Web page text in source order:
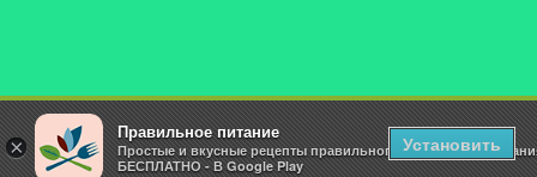
×
Правильное питание
Простые и вкусные рецепты правильного и здорового
БЕСПЛАТНО - В Google Play
Установить